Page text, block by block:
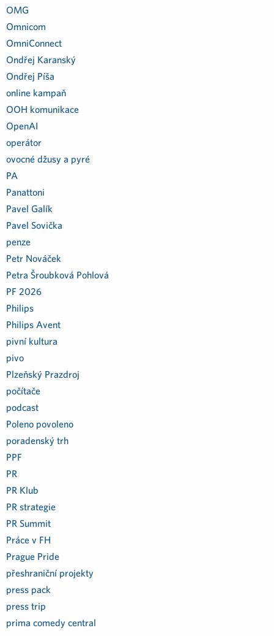
OMG
Omnicom
OmniConnect
Ondřej Karanský
Ondřej Píša
online kampaň
OOH komunikace
OpenAI
operátor
ovocné džusy a pyré
PA
Panattoni
Pavel Galík
Pavel Sovička
penze
Petr Nováček
Petra Šroubková Pohlová
PF 2026
Philips
Philips Avent
pivní kultura
pivo
Plzeňský Prazdroj
počítače
podcast
Poleno povoleno
poradenský trh
PPF
PR
PR Klub
PR strategie
PR Summit
Práce v FH
Prague Pride
přeshraniční projekty
press pack
press trip
prima comedy central